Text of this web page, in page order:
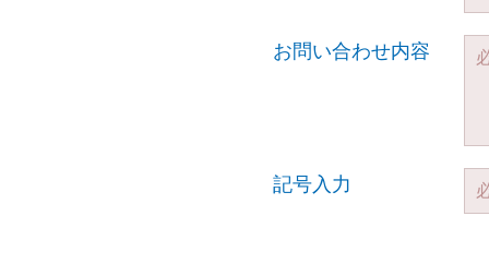
お問い合わせ内容
記号入力